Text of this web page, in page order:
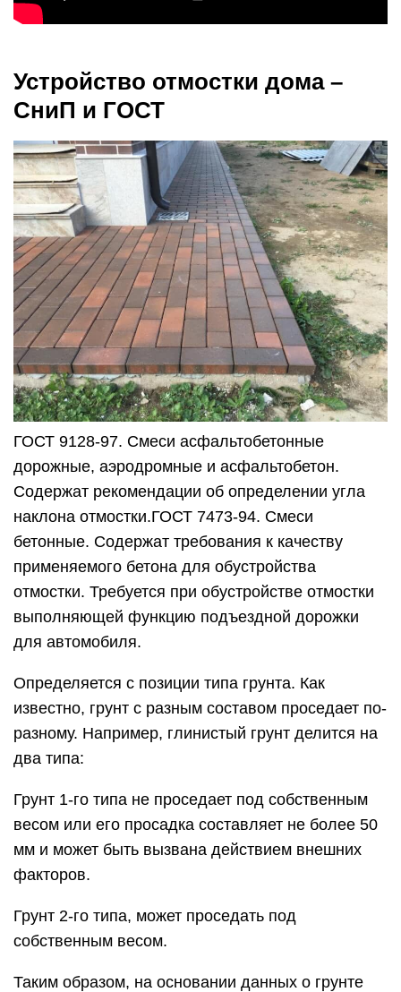
Устройство отмостки дома –
СниП и ГОСТ
ГОСТ 9128-97. Смеси асфальтобетонные
дорожные, аэродромные и асфальтобетон.
Содержат рекомендации об определении угла
наклона отмостки.ГОСТ 7473-94. Смеси
бетонные. Содержат требования к качеству
применяемого бетона для обустройства
отмостки. Требуется при обустройстве отмостки
выполняющей функцию подъездной дорожки
для автомобиля.
Определяется с позиции типа грунта. Как
известно, грунт с разным составом проседает по-
разному. Например, глинистый грунт делится на
два типа:
Грунт 1-го типа не проседает под собственным
весом или его просадка составляет не более 50
мм и может быть вызвана действием внешних
факторов.
Грунт 2-го типа, может проседать под
собственным весом.
Таким образом, на основании данных о грунте